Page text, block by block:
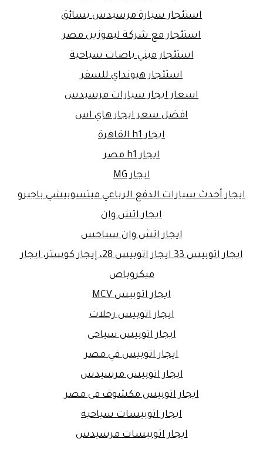
استئجار سيارة مرسيدس بسائق
استئجار مع شركة ليموزين مصر
استئجار ميني باصات سياحية
استئجار هيونداي للسفر
اسعار ايجار سيارات مرسيدس
افضل سعر ايجار هاي اس
ايجار h1 القاهرة
ايجار h1 مصر
ايجار MG
ايجار أحدث سيارات الدفع الرباعي ميتسوبيشي باجيرو
ايجار اتش وان
ايجار اتش وان سياحس
ايجار اتوبيس 33 ايجار اتوبيس 28، إيجار كوستر، ايجار
ميكروباص
ايجار اتوبيس MCV
ايجار اتوبيس رحلات
ايجار اتوبيس سياحى
ايجار اتوبيس في مصر
ايجار اتوبيس مرسيدس
ايجار اتوبيس مكشوف فى مصر
ايجار اتوبيسات سياحية
ايجار اتوبيسات مرسيدس